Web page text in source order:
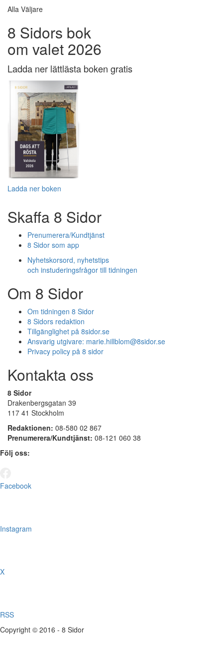
Alla Väljare
8 Sidors bok
om valet 2026
Ladda ner lättlästa boken gratis
Ladda ner boken
Skaffa 8 Sidor
Prenumerera/Kundtjänst
8 Sidor som app
Nyhetskorsord, nyhetstips
och instuderingsfrågor till tidningen
Om 8 Sidor
Om tidningen 8 Sidor
8 Sidors redaktion
Tillgänglighet på 8sidor.se
Ansvarig utgivare: marie.hillblom@8sidor.se
Privacy policy på 8 sidor
Kontakta oss
8 Sidor
Drakenbergsgatan 39
117 41 Stockholm
Redaktionen: 08-580 02 867
Prenumerera/Kundtjänst: 08-121 060 38
Följ oss:
Facebook
Instagram
X
RSS
Copyright © 2016 - 8 Sidor